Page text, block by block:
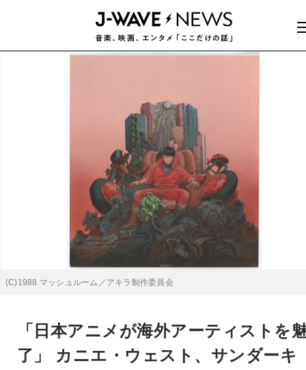
(C)1988 マッシュルーム／アキラ制作委員会
「日本アニメが海外アーティストを
了」 カニエ・ウェスト、サンダーキ